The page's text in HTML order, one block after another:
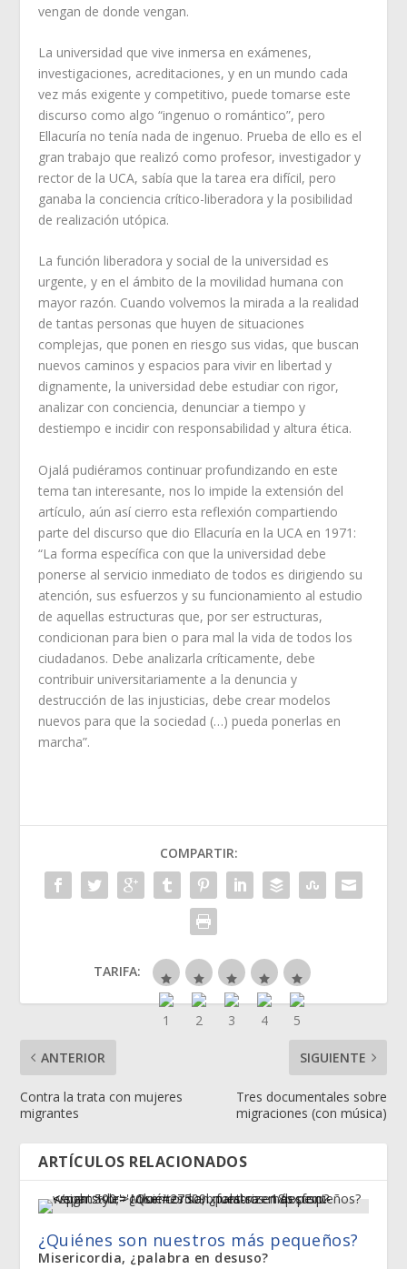
vengan de donde vengan.
La universidad que vive inmersa en exámenes,
investigaciones, acreditaciones, y en un mundo cada
vez más exigente y competitivo, puede tomarse este
discurso como algo “ingenuo o romántico”, pero
Ellacuría no tenía nada de ingenuo. Prueba de ello es el
gran trabajo que realizó como profesor, investigador y
rector de la UCA, sabía que la tarea era difícil, pero
ganaba la conciencia crítico-liberadora y la posibilidad
de realización utópica.
La función liberadora y social de la universidad es
urgente, y en el ámbito de la movilidad humana con
mayor razón. Cuando volvemos la mirada a la realidad
de tantas personas que huyen de situaciones
complejas, que ponen en riesgo sus vidas, que buscan
nuevos caminos y espacios para vivir en libertad y
dignamente, la universidad debe estudiar con rigor,
analizar con conciencia, denunciar a tiempo y
destiempo e incidir con responsabilidad y altura ética.
Ojalá pudiéramos continuar profundizando en este
tema tan interesante, nos lo impide la extensión del
artículo, aún así cierro esta reflexión compartiendo
parte del discurso que dio Ellacuría en la UCA en 1971:
“La forma específica con que la universidad debe
ponerse al servicio inmediato de todos es dirigiendo su
atención, sus esfuerzos y su funcionamiento al estudio
de aquellas estructuras que, por ser estructuras,
condicionan para bien o para mal la vida de todos los
ciudadanos. Debe analizarla críticamente, debe
contribuir universitariamente a la denuncia y
destrucción de las injusticias, debe crear modelos
nuevos para que la sociedad (…) pueda ponerlas en
marcha”.
COMPARTIR:
TARIFA:
ANTERIOR
Contra la trata con mujeres
migrantes
SIGUIENTE
Tres documentales sobre
migraciones (con música)
ARTÍCULOS RELACIONADOS
¿Quiénes son nuestros más pequeños?
Misericordia, ¿palabra en desuso?